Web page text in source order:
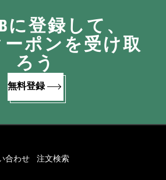
に登録して、
ーポンを受け取
ろう
無料登録
合わせ 注文検索